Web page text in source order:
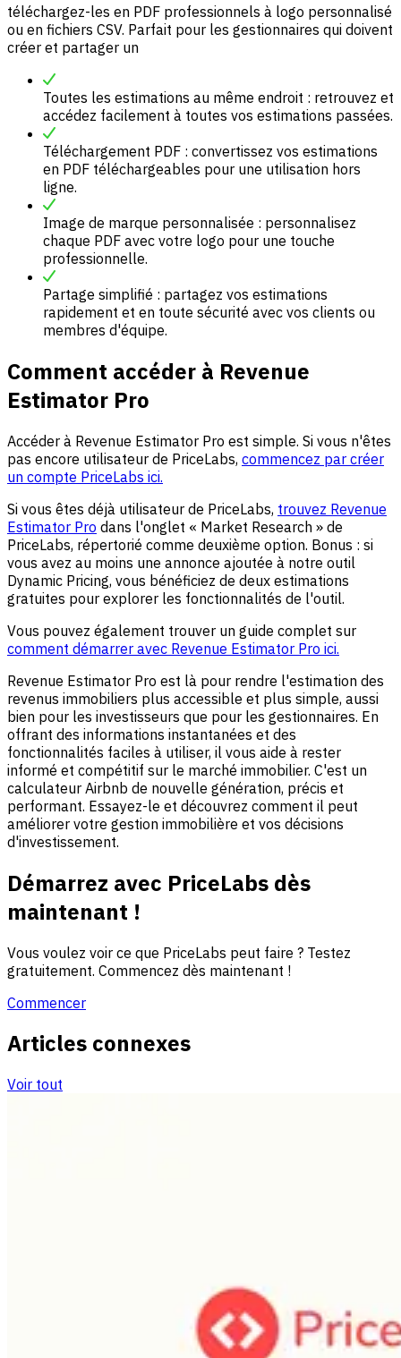
téléchargez-les en PDF professionnels à logo personnalisé
ou en fichiers CSV. Parfait pour les gestionnaires qui doivent
créer et partager un
Toutes les estimations au même endroit : retrouvez et
accédez facilement à toutes vos estimations passées.
Téléchargement PDF : convertissez vos estimations
en PDF téléchargeables pour une utilisation hors
ligne.
Image de marque personnalisée : personnalisez
chaque PDF avec votre logo pour une touche
professionnelle.
Partage simplifié : partagez vos estimations
rapidement et en toute sécurité avec vos clients ou
membres d'équipe.
Comment accéder à Revenue
Estimator Pro
Accéder à Revenue Estimator Pro est simple. Si vous n'êtes
pas encore utilisateur de PriceLabs, commencez par créer
un compte PriceLabs ici.
Si vous êtes déjà utilisateur de PriceLabs, trouvez Revenue
Estimator Pro dans l'onglet « Market Research » de
PriceLabs, répertorié comme deuxième option. Bonus : si
vous avez au moins une annonce ajoutée à notre outil
Dynamic Pricing, vous bénéficiez de deux estimations
gratuites pour explorer les fonctionnalités de l'outil.
Vous pouvez également trouver un guide complet sur
comment démarrer avec Revenue Estimator Pro ici.
Revenue Estimator Pro est là pour rendre l'estimation des
revenus immobiliers plus accessible et plus simple, aussi
bien pour les investisseurs que pour les gestionnaires. En
offrant des informations instantanées et des
fonctionnalités faciles à utiliser, il vous aide à rester
informé et compétitif sur le marché immobilier. C'est un
calculateur Airbnb de nouvelle génération, précis et
performant. Essayez-le et découvrez comment il peut
améliorer votre gestion immobilière et vos décisions
d'investissement.
Démarrez avec PriceLabs dès
maintenant !
Vous voulez voir ce que PriceLabs peut faire ? Testez
gratuitement. Commencez dès maintenant !
Commencer
Articles connexes
Voir tout